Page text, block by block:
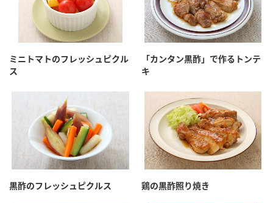
みりん風・料理酒 鍋用調味料
スープ 中華
クイック調味料 レモン果汁
ブランド・スペシャルサイト トップ
商品ブランドサイト
カンタン酢
お酢ドリンク
味ぽん
ぽん酢
企業情報
ミツカングループについて
企業理念
ミツカンの歴史
ミツカンを知る
環境への取り組み
採用情報
ニュースリリース
ミニトマトのフレッシュピクル
ス
「カンタン黒酢」で作るトンテ
キ
黒酢のフレッシュピクルス 鶏の黒酢照り焼き